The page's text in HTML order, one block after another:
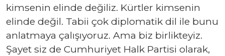
kimsenin elinde değiliz. Kürtler kimsenin
elinde değil. Tabii çok diplomatik dil ile bunu
anlatmaya çalışıyoruz. Ama biz birlikteyiz.
Şayet siz de Cumhuriyet Halk Partisi olarak,